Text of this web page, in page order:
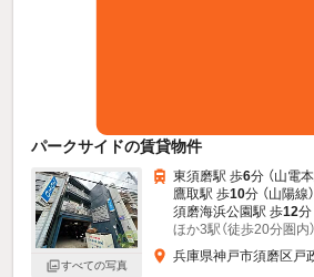
パークサイドの賃貸物件
すべての写真
東須磨駅 歩6分 （山電本
鷹取駅 歩10分 （山陽線）
須磨海浜公園駅 歩12分
ほか3駅（徒歩20分圏内）
兵庫県神戸市須磨区戸